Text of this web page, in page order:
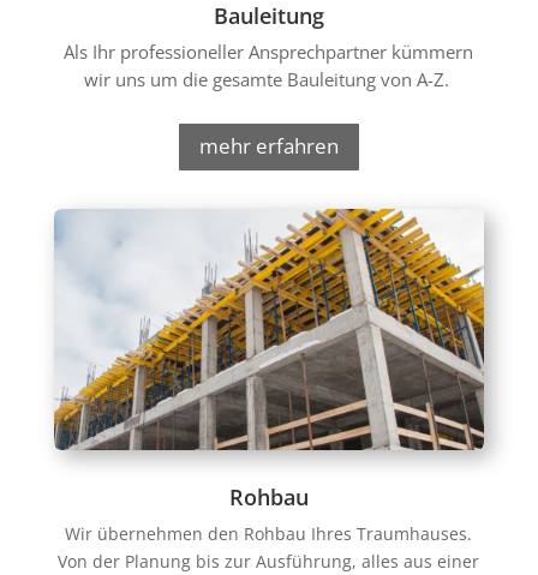
Bauleitung
Als Ihr professioneller Ansprechpartner kümmern
wir uns um die gesamte Bauleitung von A-Z.
mehr erfahren
Rohbau
Wir übernehmen den Rohbau Ihres Traumhauses.
Von der Planung bis zur Ausführung, alles aus einer